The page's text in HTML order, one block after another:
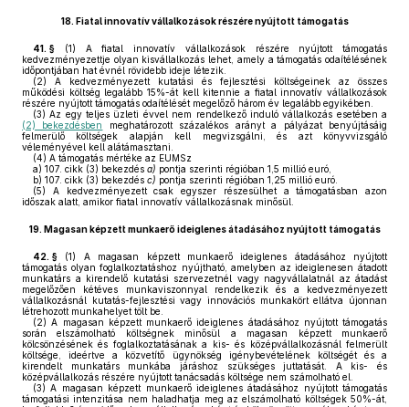
18. Fiatal innovatív vállalkozások részére nyújtott támogatás
41. § (1) A fiatal innovatív vállalkozások részére nyújtott támogatás
kedvezményezettje olyan kisvállalkozás lehet, amely a támogatás odaítélésének
időpontjában hat évnél rövidebb ideje létezik.
(2) A kedvezményezett kutatási és fejlesztési költségeinek az összes
működési költség legalább 15%-át kell kitennie a fiatal innovatív vállalkozások
részére nyújtott támogatás odaítélését megelőző három év legalább egyikében.
(3) Az egy teljes üzleti évvel nem rendelkező induló vállalkozás esetében a
(2) bekezdésben
meghatározott százalékos arányt a pályázat benyújtásáig
felmerülő költségek alapján kell megvizsgálni, és azt könyvvizsgáló
véleményével kell alátámasztani.
(4) A támogatás mértéke az EUMSz
a) 107. cikk (3) bekezdés a) pontja szerinti régióban 1,5 millió euró,
b) 107. cikk (3) bekezdés c) pontja szerinti régióban 1,25 millió euró.
(5) A kedvezményezett csak egyszer részesülhet a támogatásban azon
időszak alatt, amikor fiatal innovatív vállalkozásnak minősül.
19. Magasan képzett munkaerő ideiglenes átadásához nyújtott támogatás
42. § (1)
A magasan képzett munkaerő ideiglenes átadásához nyújtott
támogatás olyan foglalkoztatáshoz nyújtható, amelyben az ideiglenesen átadott
munkatárs a kirendelő kutatási szervezetnél vagy nagyvállalatnál az átadást
megelőzően kétéves munkaviszonnyal rendelkezik és a kedvezményezett
vállalkozásnál kutatás-fejlesztési vagy innovációs munkakört ellátva újonnan
létrehozott munkahelyet tölt be.
(2) A magasan képzett munkaerő ideiglenes átadásához nyújtott támogatás
során elszámolható költségnek minősül a magasan képzett munkaerő
kölcsönzésének és foglalkoztatásának a kis- és középvállalkozásnál felmerült
költsége, ideértve a közvetítő ügynökség igénybevételének költségét és a
kirendelt munkatárs munkába járáshoz szükséges juttatását. A kis- és
középvállalkozás részére nyújtott tanácsadás költsége nem számolható el.
(3) A magasan képzett munkaerő ideiglenes átadásához nyújtott támogatás
támogatási intenzitása nem haladhatja meg az elszámolható költségek 50%-át,